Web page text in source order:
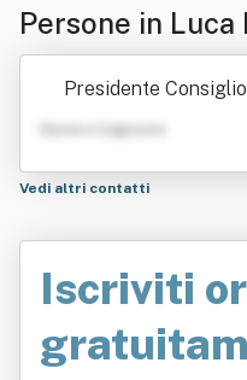
Persone in Luca
Presidente
Nome e Cognome
Vedi altri contatti
Iscriviti